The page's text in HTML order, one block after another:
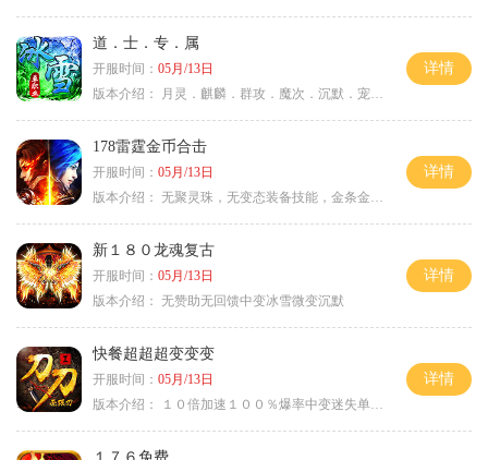
道．士．专．属
开服时间： 05月/13日
版本介绍：
月灵．麒麟．群攻．魔次．沉默．宠物．暗黑
详情
178雷霆金币合击
开服时间： 05月/13日
版本介绍： 无聚灵珠，无变态装备技能，金条金刚石保底
详情
新１８０龙魂复古
开服时间： 05月/13日
版本介绍： 无赞助无回馈中变冰雪微变沉默
详情
快餐超超超变变变
开服时间： 05月/13日
版本介绍：
１０倍加速１００％爆率中变迷失单职业
详情